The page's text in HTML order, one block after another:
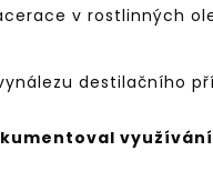
v rostlinných